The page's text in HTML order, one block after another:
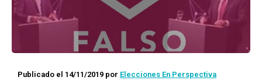
Publicado el 14/11/2019 por Elecciones En Perspectiva